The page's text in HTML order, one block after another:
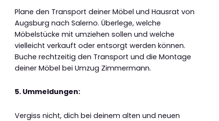
Plane den Transport deiner Möbel und Hausrat von
Augsburg nach Salerno. Überlege, welche
Möbelstücke mit umziehen sollen und welche
vielleicht verkauft oder entsorgt werden können.
Buche rechtzeitig den Transport und die Montage
deiner Möbel bei Umzug Zimmermann.
5. Ummeldungen:
Vergiss nicht, dich bei deinem alten und neuen